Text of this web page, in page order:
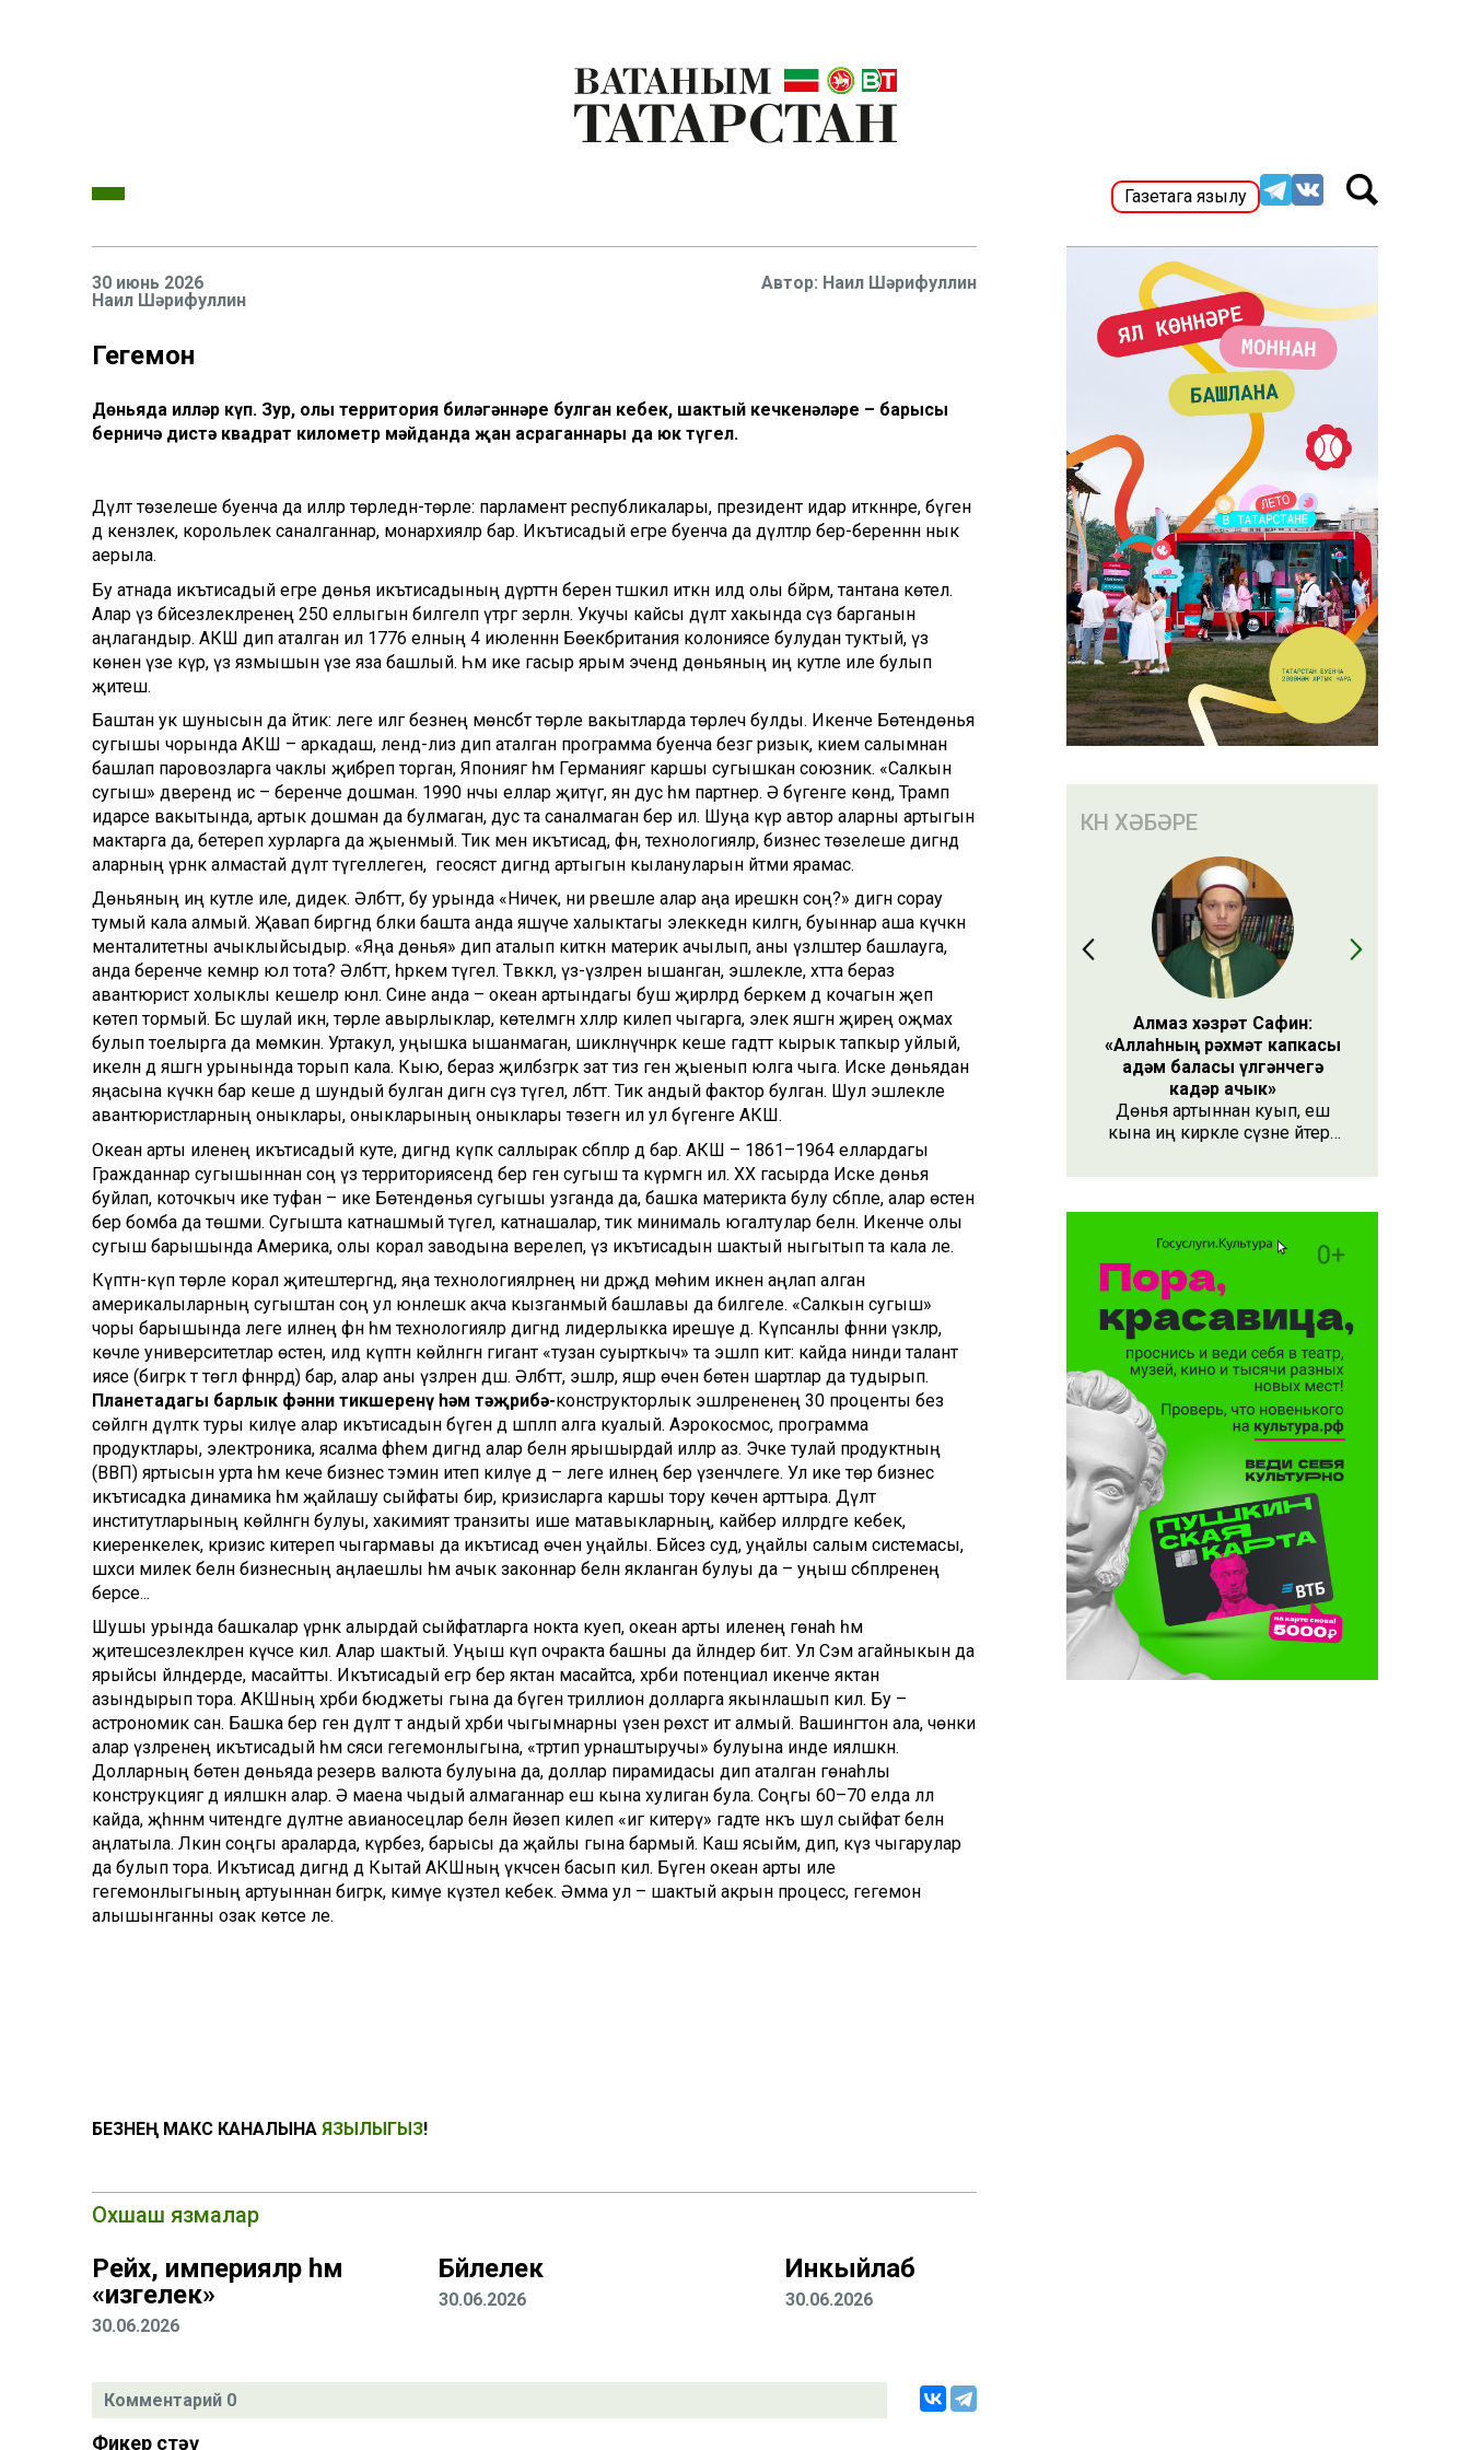
Газетага язылу
30 июнь 2026
Наил Шәрифуллин
Наил Шәрифуллин
Гегемон
Дөньяда илләр күп. Зур, олы территория биләгәннәре булган кебек, шактый кечкенәләре – барысы
берничә дистә квадрат километр мәйданда җан асраганнары да юк түгел.
Дәүләт төзелеше буенча да илләр төрледән-төрле: парламент республикалары, президент идарә иткәннәре, бүген
дә кенәзлек, корольлек саналганнар, монархияләр бар. Икътисадый егәре буенча да дәүләтләр бер-береннән нык
аерыла.
Бу атнада икътисадый егәре дөнья икътисадының дүрттән берен тәшкил иткән илдә олы бәйрәм, тантана көтелә.
Алар үз бәйсезлекләренең 250 еллыгын билгеләп үтәргә әзерләнә. Укучы кайсы дәүләт хакында сүз барганын
аңлагандыр. АКШ дип аталган ил 1776 елның 4 июленнән Бөекбритания колониясе булудан туктый, үз
көнен үзе күрә, үз язмышын үзе яза башлый. Һәм ике гасыр ярым эчендә дөньяның иң куәтле иле булып
җитешә.
Баштан ук шунысын да әйтик: әлеге илгә безнең мөнәсәбәт төрле вакытларда төрлечә булды. Икенче Бөтендөнья
сугышы чорында АКШ – аркадаш, ленд-лиз дип аталган программа буенча безгә ризык, кием салымнан
башлап паровозларга чаклы җибәреп торган, Япониягә һәм Германиягә каршы сугышкан союзник. «Салкын
сугыш» дәверендә исә – беренче дошман. 1990 нчы еллар җитүгә, янә дус һәм партнер. Ә бүгенге көндә, Трамп
идарәсе вакытында, артык дошман да булмаган, дус та саналмаган бер ил. Шуңа күрә автор аларны артыгын
мактарга да, бетереп хурларга да җыенмый. Тик менә икътисад, фән, технологияләр, бизнес төзелеше дигәндә
аларның үрнәк алмастай дәүләт түгеллеген, ә геосәясәт дигәндә артыгын кылануларын әйтми ярамас.
Дөньяның иң куәтле иле, дидек. Әлбәттә, бу урында «Ничек, ни рәвешле алар аңа ирешкән соң?» дигән сорау
тумый кала алмый. Җавап биргәндә бәлки башта анда яшәүче халыктагы элеккедән килгән, буыннар аша күчкән
менталитетны ачыклыйсыдыр. «Яңа дөнья» дип аталып киткән материк ачылып, аны үзләштерә башлауга,
анда беренче кемнәр юл тота? Әлбәттә, һәркем түгел. Тәвәккәл, үз-үзләренә ышанган, эшлекле, хәтта бераз
авантюрист холыклы кешеләр юнәлә. Сине анда – океан артындагы буш җирләрдә беркем дә кочагын җәеп
көтеп тормый. Бәс шулай икән, төрле авырлыклар, көтелмәгән хәлләр килеп чыгарга, элек яшәгән җирең оҗмах
булып тоелырга да мөмкин. Уртакул, уңышка ышанмаган, шикләнүчәнрәк кеше гадәттә кырык тапкыр уйлый,
икеләнә дә яшәгән урынында торып кала. Кыю, бераз җилбәзәгрәк зат тиз генә җыенып юлга чыга. Иске дөньядан
яңасына күчкән бар кеше дә шундый булган дигән сүз түгел, әлбәттә. Тик андый фактор булган. Шул эшлекле
авантюристларның оныклары, оныкларының оныклары төзегән ил ул бүгенге АКШ.
Океан арты иленең икътисадый куәте, дигәндә күпкә саллырак сәбәпләр дә бар. АКШ – 1861–1964 еллардагы
Гражданнар сугышыннан соң үз территориясендә бер генә сугыш та күрмәгән ил. ХХ гасырда Иске дөнья
буйлап, коточкыч ике туфан – ике Бөтендөнья сугышы узганда да, башка материкта булу сәбәпле, алар өстенә
бер бомба да төшми. Сугышта катнашмый түгел, катнашалар, тик минималь югалтулар белән. Икенче олы
сугыш барышында Америка, олы корал заводына әверелеп, үз икътисадын шактый ныгытып та кала әле.
Күптән-күп төрле корал җитештергәндә, яңа технологияләрнең ни дәрәҗәдә мөһим икәнен аңлап алган
америкалыларның сугыштан соң ул юнәлешкә акча кызганмый башлавы да билгеле. «Салкын сугыш»
чоры барышында әлеге илнең фән һәм технологияләр дигәндә лидерлыкка ирешүе дә. Күпсанлы фәнни үзәкләр,
көчле университетлар өстенә, илдә күптән көйләнгән гигант «тузан суырткыч» та эшләп китә: кайда нинди талант
иясе (бигрәк тә төгәл фәннәрдә) бар, алар аны үзләренә дәшә. Әлбәттә, эшләр, яшәр өчен бөтен шартлар да тудырып.
Планетадагы барлык фәнни тикшеренү һәм тәҗрибә-конструкторлык эшләрененең 30 проценты без
сөйләгән дәүләткә туры килүе алар икътисадын бүген дә шәпләп алга куалый. Аэрокосмос, программа
продуктлары, электроника, ясалма фәһем дигәндә алар белән ярышырдай илләр аз. Эчке тулай продуктның
(ВВП) яртысын урта һәм кече бизнес тәэмин итеп килүе дә – әлеге илнең бер үзенчәлеге. Ул ике төр бизнес
икътисадка динамика һәм җайлашу сыйфаты бирә, кризисларга каршы тору көчен арттыра. Дәүләт
институтларының көйләнгән булуы, хакимият транзиты ише матавыкларның, кайбер илләрдәге кебек,
киеренкелек, кризис китереп чыгармавы да икътисад өчен уңайлы. Бәйсез суд, уңайлы салым системасы,
шәхси милек белән бизнесның аңлаешлы һәм ачык законнар белән якланган булуы да – уңыш сәбәпләренең
берсе...
Шушы урында башкалар үрнәк алырдай сыйфатларга нокта куеп, океан арты иленең гөнаһ һәм
җитешсезлекләренә күчәсе килә. Алар шактый. Уңыш күп очракта башны да әйләндерә бит. Ул Сэм агайныкын да
ярыйсы әйләндерде, масайтты. Икътисадый егәр бер яктан масайтса, хәрби потенциал икенче яктан
азындырып тора. АКШның хәрби бюджеты гына да бүген триллион долларга якынлашып килә. Бу –
астрономик сан. Башка бер генә дәүләт тә андый хәрби чыгымнарны үзенә рөхсәт итә алмый. Вашингтон ала, чөнки
алар үзләренең икътисадый һәм сәяси гегемонлыгына, «тәртип урнаштыручы» булуына инде ияләшкән.
Долларның бөтен дөньяда резерв валюта булуына да, доллар пирамидасы дип аталган гөнаһлы
конструкциягә дә ияләшкән алар. Ә маена чыдый алмаганнар еш кына хулиган була. Соңгы 60–70 елда әллә
кайда, җәһәннәм читендәге дәүләтне авианосецлар белән йөзеп килеп «игә китерү» гадәте нәкъ шул сыйфат белән
аңлатыла. Ләкин соңгы араларда, күрәбез, барысы да җайлы гына бармый. Каш ясыйм, дип, күз чыгарулар
да булып тора. Икътисад дигәндә дә Кытай АКШның үкчәсенә басып килә. Бүген океан арты иле
гегемонлыгының артуыннан бигрәк, кимүе күзәтелә кебек. Әмма ул – шактый акрын процесс, гегемон
алышынганны озак көтәсе әле.
БЕЗНЕҢ МАКС КАНАЛЫНА ЯЗЫЛЫГЫЗ!
Охшаш язмалар
Рейх, империяләр һәм
«изгелек»
30.06.2026
Бәйлелек
30.06.2026
Инкыйлаб
30.06.2026
Комментарий 0
Фикер өстәү
КӨН ХӘБӘРЕ
Алмаз хәзрәт Сафин:
«Аллаһның рәхмәт капкасы
адәм баласы үлгәнчегә
кадәр ачык»
Дөнья артыннан куып, еш
кына иң кирәкле сүзне әйтергә
Әлеге сүзне күршең яки
кеше бөтен яшәеше, барлыгы